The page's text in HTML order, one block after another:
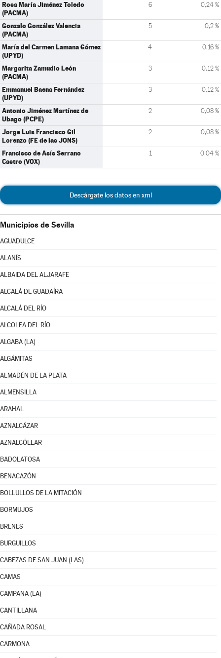
Rosa María Jiménez Toledo
(PACMA)
6 0,24 %
Gonzalo González Valencia
(PACMA)
5 0,2 %
María del Carmen Lamana Gómez
(UPYD)
4 0,16 %
Margarita Zamudio León
(PACMA)
3 0,12 %
Emmanuel Baena Fernández
(UPYD)
3 0,12 %
Antonio Jiménez Martínez de
Ubago (PCPE)
2 0,08 %
Jorge Luis Francisco Gil
Lorenzo (FE de las JONS)
2 0,08 %
Francisco de Asís Serrano
Castro (VOX)
1 0,04 %
Descárgate los datos en xml
Municipios de Sevilla
AGUADULCE
ALANÍS
ALBAIDA DEL ALJARAFE
ALCALÁ DE GUADAÍRA
ALCALÁ DEL RÍO
ALCOLEA DEL RÍO
ALGABA (LA)
ALGÁMITAS
ALMADÉN DE LA PLATA
ALMENSILLA
ARAHAL
AZNALCÁZAR
AZNALCÓLLAR
BADOLATOSA
BENACAZÓN
BOLLULLOS DE LA MITACIÓN
BORMUJOS
BRENES
BURGUILLOS
CABEZAS DE SAN JUAN (LAS)
CAMAS
CAMPANA (LA)
CANTILLANA
CAÑADA ROSAL
CARMONA